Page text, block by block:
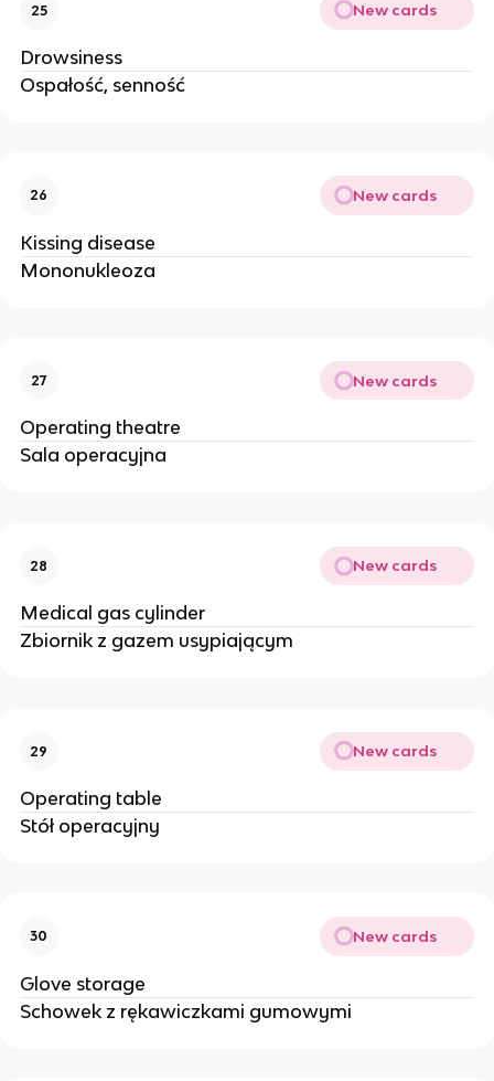
25 New cards
Drowsiness
Ospałość, senność
26 New cards
Kissing disease
Mononukleoza
27 New cards
Operating theatre
Sala operacyjna
28 New cards
Medical gas cylinder
Zbiornik z gazem usypiającym
29 New cards
Operating table
Stół operacyjny
30 New cards
Glove storage
Schowek z rękawiczkami gumowymi